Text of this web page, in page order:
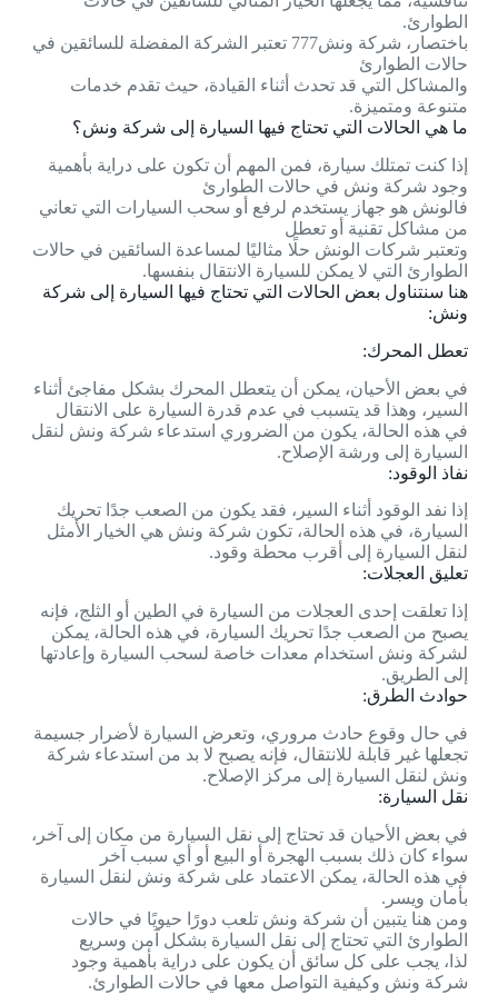
الطوارئ.
باختصار، شركة ونش777 تعتبر الشركة المفضلة للسائقين في
حالات الطوارئ
والمشاكل التي قد تحدث أثناء القيادة، حيث تقدم خدمات
متنوعة ومتميزة.
ما هي الحالات التي تحتاج فيها السيارة إلى شركة ونش؟
إذا كنت تمتلك سيارة، فمن المهم أن تكون على دراية بأهمية
وجود شركة ونش في حالات الطوارئ
فالونش هو جهاز يستخدم لرفع أو سحب السيارات التي تعاني
من مشاكل تقنية أو تعطل
وتعتبر شركات الونش حلًا مثاليًا لمساعدة السائقين في حالات
الطوارئ التي لا يمكن للسيارة الانتقال بنفسها.
هنا سنتناول بعض الحالات التي تحتاج فيها السيارة إلى شركة
ونش:
تعطل المحرك:
في بعض الأحيان، يمكن أن يتعطل المحرك بشكل مفاجئ أثناء
السير، وهذا قد يتسبب في عدم قدرة السيارة على الانتقال
في هذه الحالة، يكون من الضروري استدعاء شركة ونش لنقل
السيارة إلى ورشة الإصلاح.
نفاذ الوقود:
إذا نفد الوقود أثناء السير، فقد يكون من الصعب جدًا تحريك
السيارة، في هذه الحالة، تكون شركة ونش هي الخيار الأمثل
لنقل السيارة إلى أقرب محطة وقود.
تعليق العجلات:
إذا تعلقت إحدى العجلات من السيارة في الطين أو الثلج، فإنه
يصبح من الصعب جدًا تحريك السيارة، في هذه الحالة، يمكن
لشركة ونش استخدام معدات خاصة لسحب السيارة وإعادتها
إلى الطريق.
حوادث الطرق:
في حال وقوع حادث مروري، وتعرض السيارة لأضرار جسيمة
تجعلها غير قابلة للانتقال، فإنه يصبح لا بد من استدعاء شركة
ونش لنقل السيارة إلى مركز الإصلاح.
نقل السيارة:
في بعض الأحيان قد تحتاج إلى نقل السيارة من مكان إلى آخر،
سواء كان ذلك بسبب الهجرة أو البيع أو أي سبب آخر
في هذه الحالة، يمكن الاعتماد على شركة ونش لنقل السيارة
بأمان ويسر.
ومن هنا يتبين أن شركة ونش تلعب دورًا حيويًا في حالات
الطوارئ التي تحتاج إلى نقل السيارة بشكل آمن وسريع
لذا، يجب على كل سائق أن يكون على دراية بأهمية وجود
شركة ونش وكيفية التواصل معها في حالات الطوارئ.